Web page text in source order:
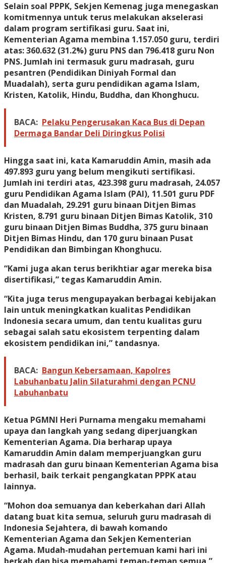
Selain soal PPPK, Sekjen Kemenag juga menegaskan
komitmennya untuk terus melakukan akselerasi
dalam program sertifikasi guru. Saat ini,
Kementerian Agama membina 1.157.050 guru, terdiri
atas: 360.632 (31.2%) guru PNS dan 796.418 guru Non
PNS. Jumlah ini termasuk guru madrasah, guru
pesantren (Pendidikan Diniyah Formal dan
Muadalah), serta guru pendidikan agama Islam,
Kristen, Katolik, Hindu, Buddha, dan Khonghucu.
BACA: Pelaku Pengerusakan Kaca Bus di Depan
Dermaga Bandar Deli Diringkus Polisi
Hingga saat ini, kata Kamaruddin Amin, masih ada
497.893 guru yang belum mengikuti sertifikasi.
Jumlah ini terdiri atas, 423.398 guru madrasah, 24.057
guru Pendidikan Agama Islam (PAI), 11.501 guru PDF
dan Muadalah, 29.291 guru binaan Ditjen Bimas
Kristen, 8.791 guru binaan Ditjen Bimas Katolik, 310
guru binaan Ditjen Bimas Buddha, 375 guru binaan
Ditjen Bimas Hindu, dan 170 guru binaan Pusat
Pendidikan dan Bimbingan Khonghucu.
“Kami juga akan terus berikhtiar agar mereka bisa
disertifikasi,” tegas Kamaruddin Amin.
“Kita juga terus mengupayakan berbagai kebijakan
lain untuk meningkatkan kualitas Pendidikan
Indonesia secara umum, dan tentu kualitas guru
sebagai salah satu ekosistem terpenting dalam
ekosistem pendidikan ini,” tandasnya.
BACA: Bangun Kebersamaan, Kapolres
Labuhanbatu Jalin Silaturahmi dengan PCNU
Labuhanbatu
Ketua PGMNI Heri Purnama mengaku memahami
upaya dan langkah yang sedang diperjuangkan
Kementerian Agama. Dia berharap upaya
Kamaruddin Amin dalam memperjuangkan guru
madrasah dan guru binaan Kementerian Agama bisa
berhasil, baik terkait pengangkatan PPPK atau
lainnya.
“Mohon doa semuanya dan keberkahan dari Allah
datang buat kita semua, seluruh guru madrasah di
Indonesia Sejahtera, di bawah komando
Kementerian Agama dan Sekjen Kementerian
Agama. Mudah-mudahan pertemuan kami hari ini